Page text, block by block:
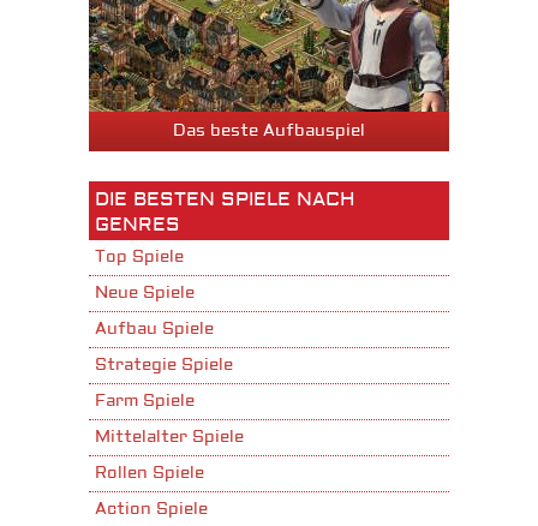
Das beste Aufbauspiel
DIE BESTEN SPIELE NACH
GENRES
Top Spiele
Neue Spiele
Aufbau Spiele
Strategie Spiele
Farm Spiele
Mittelalter Spiele
Rollen Spiele
Action Spiele